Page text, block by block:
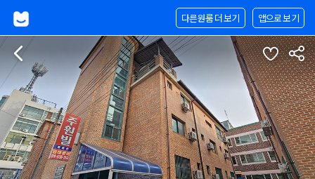
앱으로 보기
다른원룸 더 보기